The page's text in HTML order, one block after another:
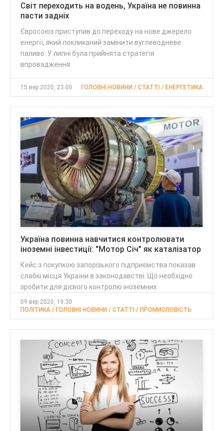
Світ переходить на водень, Україна не повинна
пасти задніх
Євросоюз приступив до переходу на нове джерело
енергії, який покликаний замінити вуглеводневе
паливо. У липні була прийнята стратегія
впровадження
15 вер 2020, 23:00 ГОЛОВНІ НОВИНИ / CТАТТІ / ЕНЕРГЕТИКА
Україна повинна навчитися контролювати
іноземні інвестиції: "Мотор Січ" як каталізатор
Кейс з покупкою запорізького підприємства показав
слабкі місця України в законодавстві. Що необхідно
зробити для дієвого контролю іноземних
09 вер 2020, 19:30
ПОЛІТИКА / ГОЛОВНІ НОВИНИ / CТАТТІ / ПРОМИСЛОВІСТЬ